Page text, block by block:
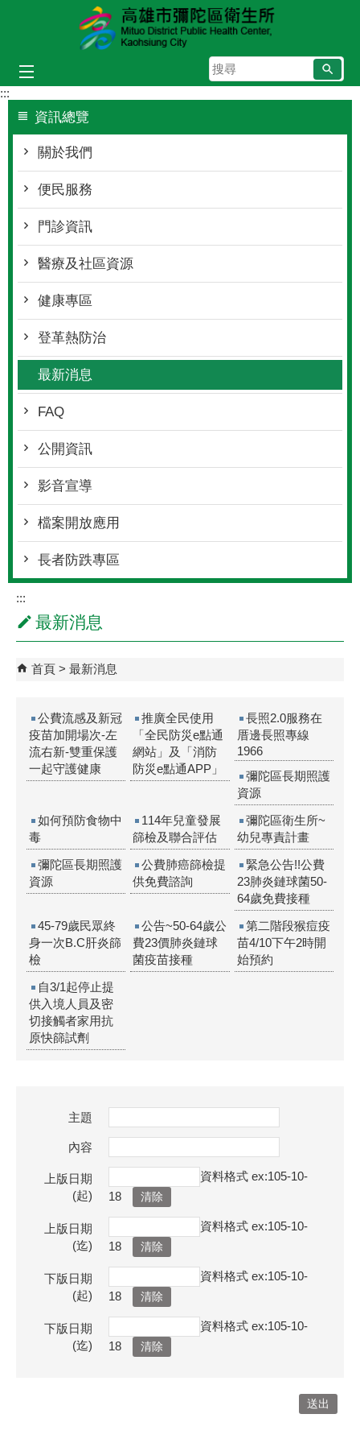
跳到主要內容區塊
搜
尋
:::
資訊總覽
關於我們
便民服務
門診資訊
醫療及社區資源
健康專區
登革熱防治
最新消息
FAQ
公開資訊
影音宣導
檔案開放應用
長者防跌專區
:::
最新消息
首頁 最新消息
公費流感及新冠
疫苗加開場次-左
流右新-雙重保護
一起守護健康
推廣全民使用
「全民防災e點通
網站」及「消防
防災e點通APP」
長照2.0服務在
厝邊長照專線
1966
彌陀區長期照護
資源
如何預防食物中
毒
114年兒童發展
篩檢及聯合評估
彌陀區衛生所~
幼兒專責計畫
彌陀區長期照護
資源
公費肺癌篩檢提
供免費諮詢
緊急公告!!公費
23肺炎鏈球菌50-
64歲免費接種
45-79歲民眾終
身一次B.C肝炎篩
檢
公告~50-64歲公
費23價肺炎鏈球
菌疫苗接種
第二階段猴痘疫
苗4/10下午2時開
始預約
自3/1起停止提
供入境人員及密
切接觸者家用抗
原快篩試劑
主題
內容
上版日期
(起)
資料格式 ex:105-10-
18
上版日期
(迄)
資料格式 ex:105-10-
18
下版日期
(起)
資料格式 ex:105-10-
18
下版日期
(迄)
資料格式 ex:105-10-
18